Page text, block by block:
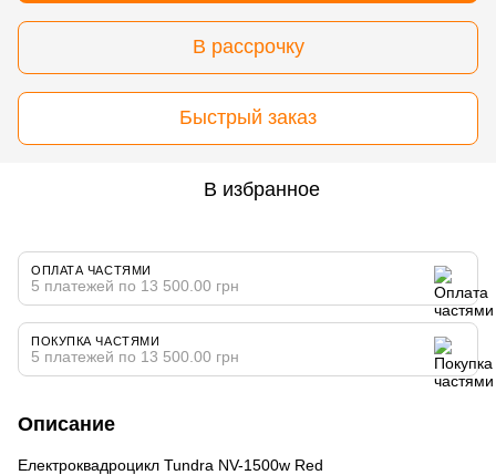
В рассрочку
Быстрый заказ
В избранное
ОПЛАТА ЧАСТЯМИ
5 платежей по 13 500.00 грн
ПОКУПКА ЧАСТЯМИ
5 платежей по 13 500.00 грн
Описание
Електроквадроцикл Tundra NV-1500w Red